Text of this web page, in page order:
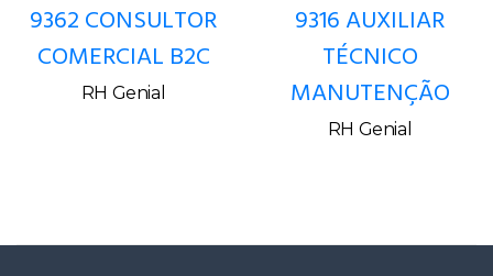
9362 CONSULTOR
COMERCIAL B2C
RH Genial
9316 AUXILIAR
TÉCNICO
MANUTENÇÃO
RH Genial